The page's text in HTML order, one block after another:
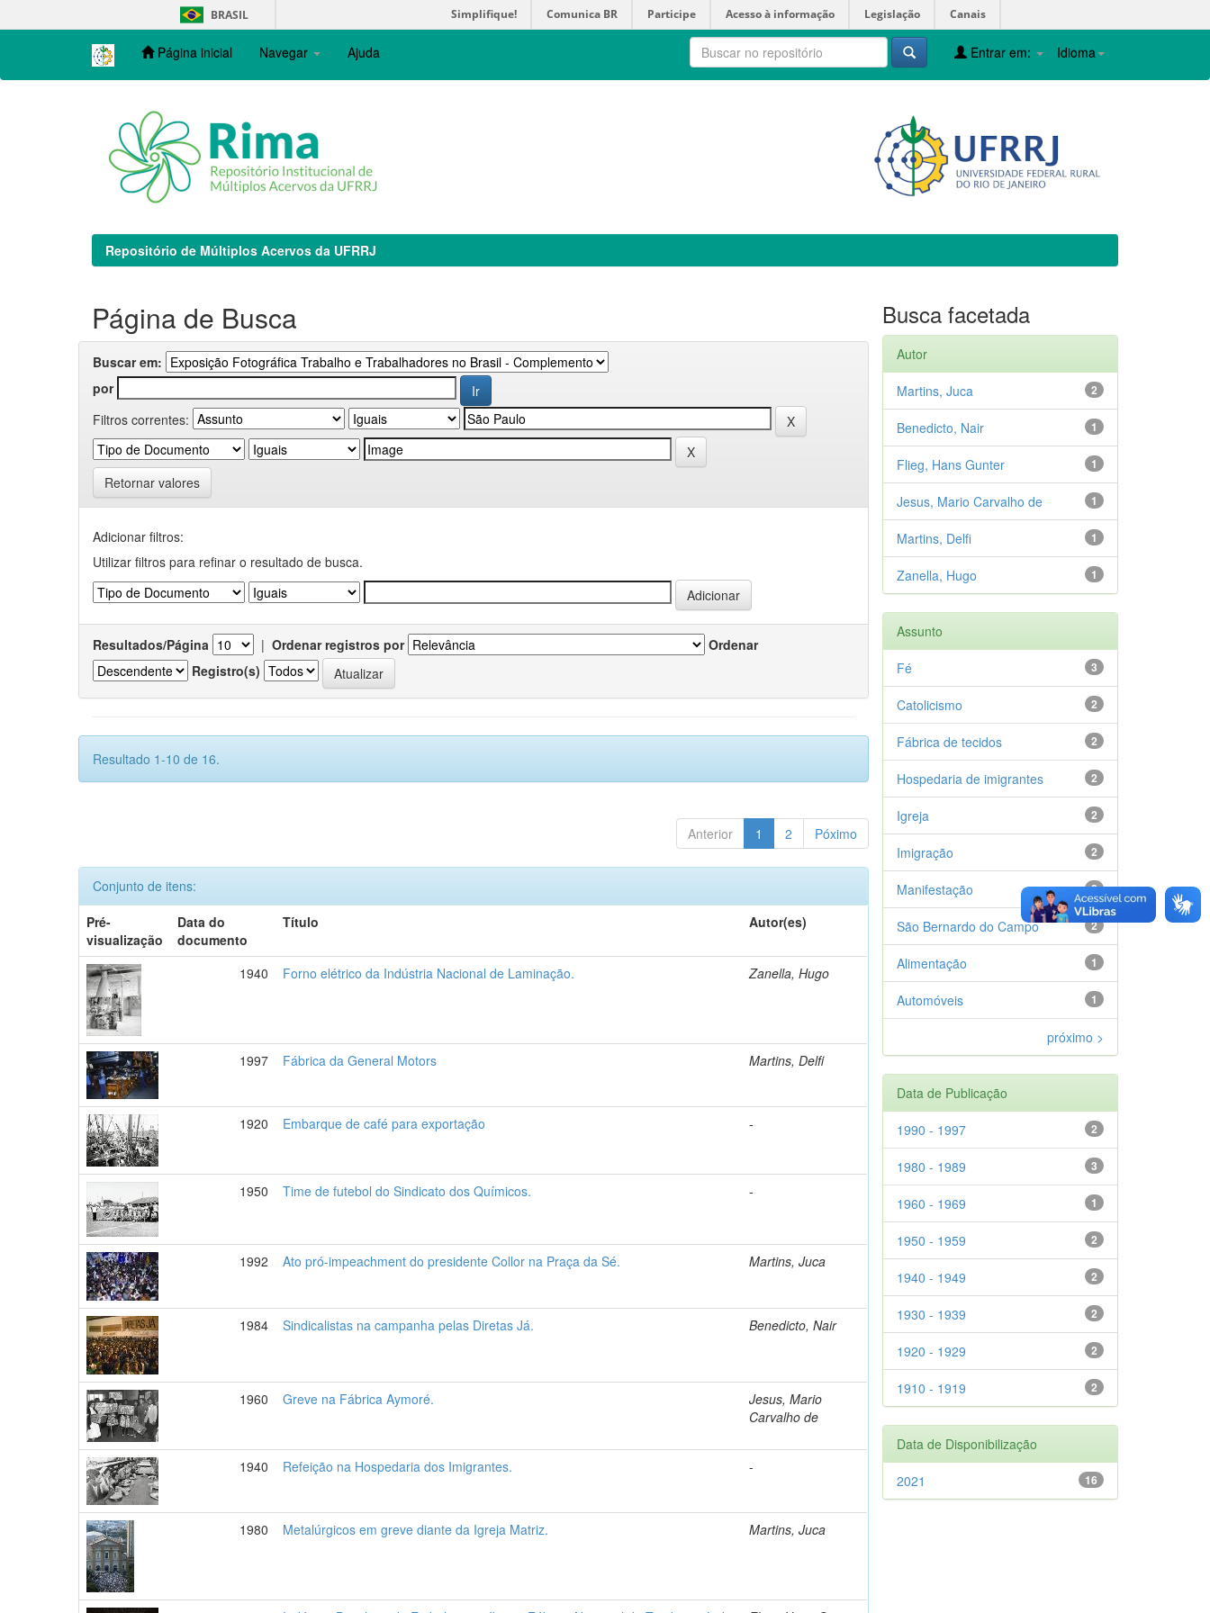
navigation
BRASIL Simplifique! Comunica BR Participe Acesso à informação Legislação Canais
Página inicial Navegar Ajuda Idioma
Entrar em:
Repositório de Múltiplos Acervos da UFRRJ
Página de Busca
Buscar em:
por
Filtros correntes:
Retornar valores
Adicionar filtros:
Utilizar filtros para refinar o resultado de busca.
Resultados/Página | Ordenar registros por
Ordenar
Registro(s)
Resultado 1-10 de 16.
Anterior 1 2 Póximo
Conjunto de itens:
Pré-
visualização
Data do
documento
Título Autor(es)
1940 Forno elétrico da Indústria Nacional de Laminação. Zanella, Hugo
1997 Fábrica da General Motors Martins, Delfi
1920 Embarque de café para exportação -
1950 Time de futebol do Sindicato dos Químicos. -
1992 Ato pró-impeachment do presidente Collor na Praça da Sé. Martins, Juca
1984 Sindicalistas na campanha pelas Diretas Já. Benedicto, Nair
1960 Greve na Fábrica Aymoré.
Jesus, Mario
Carvalho de
1940 Refeição na Hospedaria dos Imigrantes. -
1980 Metalúrgicos em greve diante da Igreja Matriz. Martins, Juca
Busca facetada
Autor
2
Martins, Juca
1
Benedicto, Nair
1
Flieg, Hans Gunter
1
Jesus, Mario Carvalho de
1
Martins, Delfi
1
Zanella, Hugo
Assunto
3
Fé
2
Catolicismo
2
Fábrica de tecidos
2
Hospedaria de imigrantes
2
Igreja
2
Imigração
2
Manifestação
2
São Bernardo do Campo
1
Alimentação
1
Automóveis
próximo >
Data de Publicação
2
1990 - 1997
3
1980 - 1989
1
1960 - 1969
2
1950 - 1959
2
1940 - 1949
2
1930 - 1939
2
1920 - 1929
2
1910 - 1919
Data de Disponibilização
16
2021